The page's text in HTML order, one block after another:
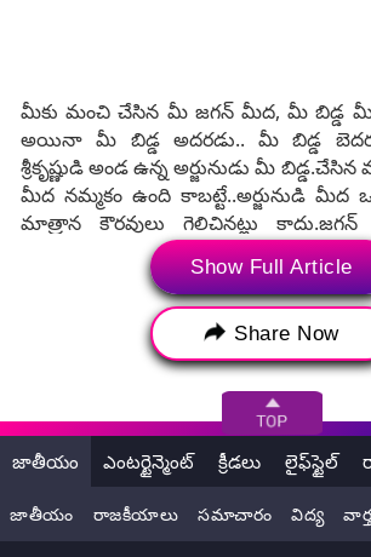
మీకు మంచి చేసిన మీ జగన్‌ మీద, మీ బిడ్డ
అయినా మీ బిడ్డ అదరడు.. మీ బిడ్డ
శ్రీకృష్ణుడి అండ ఉన్న అర్జునుడు మీ
మీద నమ్మకం ఉంది కాబట్టే..అర్జునుడి మీద
మాత్రాన కౌరవులు గెలిచినట్లు
విసిరినంత మాత్రానా జరగబోయే ఎన్నికల
చతుష్టయం ఓటమిని, ఆ పెత్తందారుల ఓటమిని,
గెలుపును ఎవ్వరూ ఆపలేరు.ఇలాంటి దాడుల
చెదరదని సీఎం జగన్ అన్నారు.
నుదుటి మీద వారు చేసిన గాయంతో
దేవుడు మీ బిడ్డ విషయంలో ఇంకా పెద్ద స్క్రిప్ట్‌
నా నుదుటి మీద వారు చేసిన గాయం
తగ్గిపోతుందేమో కానీ, పేదల విషయంలో
ఎప్పటికీ మానవు.మీకు సేవ చేయాలన్న
పెరుగుతుందే తప్పా ఏ మాత్రం తగ్గదున్నారు.
జగన్ లేటెస్ట్ వీడియో ఇదిగో, గన్నవరంలో
Show Full Article
Share Now
జాతీయం ఎంటర్టైన్మెంట్ క్రీడలు లైఫ్‌స్టైల్
జాతీయం రాజకీయాలు సమాచారం విద్య